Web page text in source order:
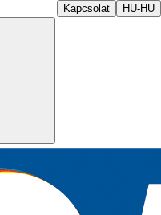
Kapcsolat HU-HU